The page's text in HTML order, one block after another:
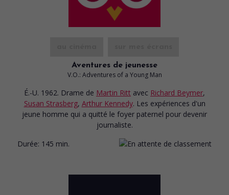
Aventures de jeunesse
V.O.: Adventures of a Young Man
É.-U. 1962. Drame de Martin Ritt avec Richard Beymer,
Susan Strasberg, Arthur Kennedy. Les expériences d'un
jeune homme qui a quitté le foyer paternel pour devenir
journaliste.
Durée: 145 min.